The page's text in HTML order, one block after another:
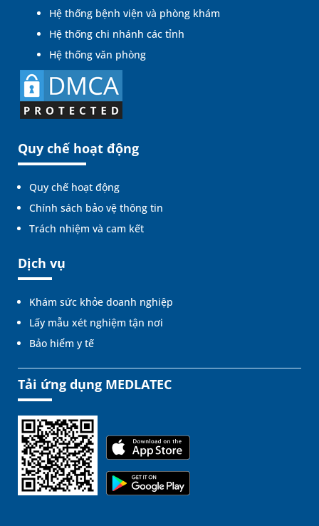
Hệ thống bệnh viện và phòng khám
Hệ thống chi nhánh các tỉnh
Hệ thống văn phòng
Quy chế hoạt động
Quy chế hoạt động
Chính sách bảo vệ thông tin
Trách nhiệm và cam kết
Dịch vụ
Khám sức khỏe doanh nghiệp
Lấy mẫu xét nghiệm tận nơi
Bảo hiểm y tế
Tải ứng dụng MEDLATEC